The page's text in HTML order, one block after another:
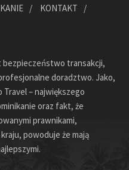
KONTAKT
bezpieczeństwo transakcji,
doradztwo. Jako,
– największego
oraz fakt, że
prawnikami,
powoduje że mają